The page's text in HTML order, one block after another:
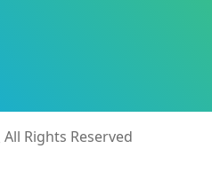
All Rights Reserved